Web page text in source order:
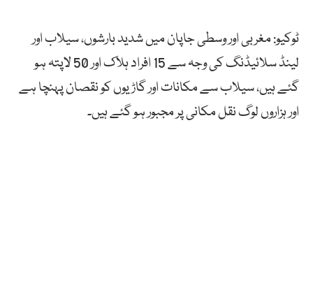
ٹوکیو: مغربی اور وسطی جاپان میں شدید بارشوں، سیلاب اور
لینڈ سلائیڈنگ کی وجہ سے 15 افراد ہلاک اور 50 لاپتہ ہو
گئے ہیں، سیلاب سے مکانات اور گاڑیوں کو نقصان پہنچا ہے
اور ہزاروں لوگ نقل مکانی پر مجبور ہو گئے ہیں۔